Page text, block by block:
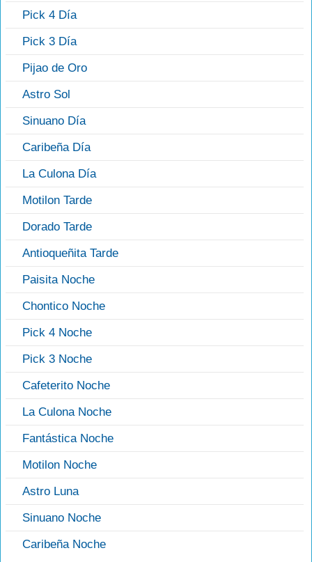
Pick 4 Día
Pick 3 Día
Pijao de Oro
Astro Sol
Sinuano Día
Caribeña Día
La Culona Día
Motilon Tarde
Dorado Tarde
Antioqueñita Tarde
Paisita Noche
Chontico Noche
Pick 4 Noche
Pick 3 Noche
Cafeterito Noche
La Culona Noche
Fantástica Noche
Motilon Noche
Astro Luna
Sinuano Noche
Caribeña Noche